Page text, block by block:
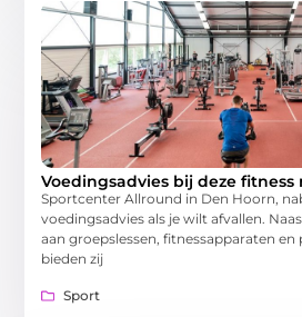
Voedingsadvies bij deze
Sportcenter Allround in Den Hoorn,
voedingsadvies als je wilt afvallen.
aan groepslessen, fitnessapparaten en
bieden zij
Sport